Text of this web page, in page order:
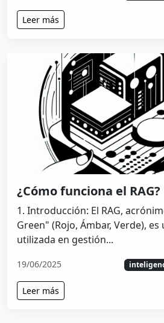
Leer más
¿Cómo funciona el RAG?
1. Introducción: El RAG,
Green" (Rojo, Ámbar, Verde), es
utilizada en gestión...
19/06/2025
Leer más